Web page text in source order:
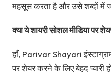
महसूस करता है और उसे शब्दों में
क्या ये शायरी सोशल मीडिया पर
हाँ, Parivar Shayari
पर शेयर करने के लिए बेहद प्यारी